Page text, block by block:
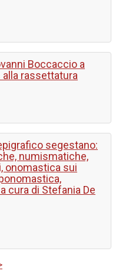
Boccaccio a
alla rassettatura
segestano:
numismatiche,
onomastica sui
cura di Stefania De